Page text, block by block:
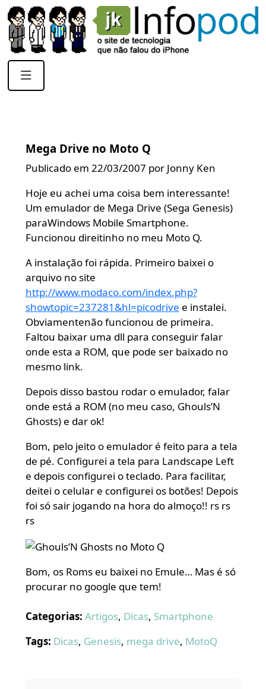
Mega Drive no Moto Q
Publicado em 22/03/2007 por Jonny Ken
Hoje eu achei uma coisa bem interessante!
Um emulador de Mega Drive (Sega Genesis)
paraWindows Mobile Smartphone.
Funcionou direitinho no meu Moto Q.
A instalação foi rápida. Primeiro baixei o
arquivo no site
http://www.modaco.com/index.php?
showtopic=237281&hl=picodrive e instalei.
Obviamentenão funcionou de primeira.
Faltou baixar uma dll para conseguir falar
onde esta a ROM, que pode ser baixado no
mesmo link.
Depois disso bastou rodar o emulador, falar
onde está a ROM (no meu caso, Ghouls’N
Ghosts) e dar ok!
Bom, pelo jeito o emulador é feito para a tela
de pé. Configurei a tela para Landscape Left
e depois configurei o teclado. Para facilitar,
deitei o celular e configurei os botões! Depois
foi só sair jogando na hora do almoço!! rs rs
rs
Bom, os Roms eu baixei no Emule… Mas é só
procurar no google que tem!
Categorias: Artigos, Dicas, Smartphone
Tags: Dicas, Genesis, mega drive, MotoQ